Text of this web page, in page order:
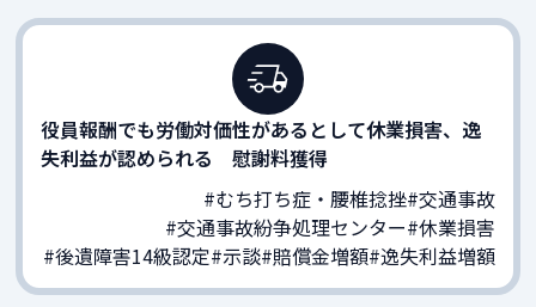
役員報酬でも労働対価性があるとして休業損害、逸
失利益が認められる 慰謝料獲得
#むち打ち症・腰椎捻挫#交通事故
#交通事故紛争処理センター#休業損害
#後遺障害14級認定#示談#賠償金増額#逸失利益増額